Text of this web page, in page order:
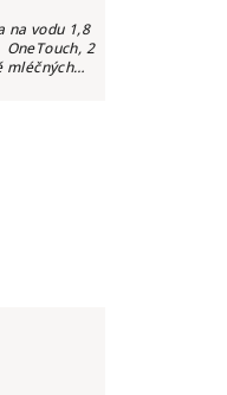
na vodu 1,8
2
mléčných